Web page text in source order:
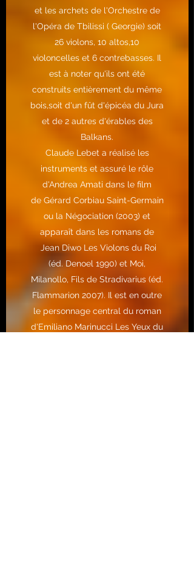
et les archets de l'Orchestre de
l'Opéra de Tbilissi ( Georgie) soit
26 violons, 10 altos,10
violoncelles et 6 contrebasses. Il
est à noter qu'ils ont été
construits entièrement du même
bois,soit d'un fût d'épicéa du Jura
et de 2 autres d'érables des
Balkans.
Claude Lebet a réalisé les
instruments et assuré le rôle
d'Andrea Amati dans le film
de Gérard Corbiau Saint-Germain
ou la Négociation (2003) et
apparaît dans les romans de
Jean DiwoLes Violons du Roi
(éd. Denoel 1990) et Moi,
Milanollo, Fils de Stradivarius (éd.
Flammarion 2007). Il est en outre
le personnage central du roman
d'Emiliano Marinucci Les Yeux du